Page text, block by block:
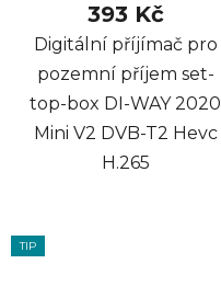
393 Kč
Digitální příjímač pro
pozemní příjem set-
top-box DI-WAY 2020
Mini V2 DVB-T2 Hevc
H.265
TIP